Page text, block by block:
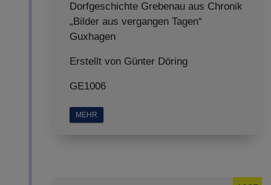
Dorfgeschichte Grebenau aus Chronik
„Bilder aus vergangen Tagen“
Guxhagen
Erstellt von Günter Döring
GE1006
MEHR